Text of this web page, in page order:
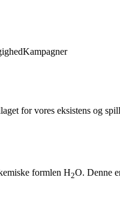
Kampagner
for vores eksistens og
formlen H2O. Denne